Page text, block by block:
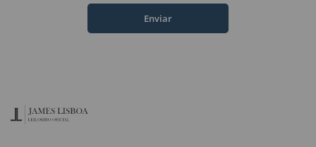
Enviar